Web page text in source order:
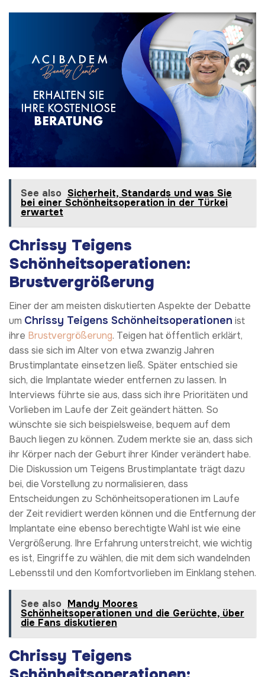
See also Sicherheit, Standards und was Sie
bei einer Schönheitsoperation in der Türkei
erwartet
Chrissy Teigens
Schönheitsoperationen:
Brustvergrößerung
Einer der am meisten diskutierten Aspekte der Debatte
um Chrissy Teigens Schönheitsoperationen ist
ihre Brustvergrößerung. Teigen hat öffentlich erklärt,
dass sie sich im Alter von etwa zwanzig Jahren
Brustimplantate einsetzen ließ. Später entschied sie
sich, die Implantate wieder entfernen zu lassen. In
Interviews führte sie aus, dass sich ihre Prioritäten und
Vorlieben im Laufe der Zeit geändert hätten. So
wünschte sie sich beispielsweise, bequem auf dem
Bauch liegen zu können. Zudem merkte sie an, dass sich
ihr Körper nach der Geburt ihrer Kinder verändert habe.
Die Diskussion um Teigens Brustimplantate trägt dazu
bei, die Vorstellung zu normalisieren, dass
Entscheidungen zu Schönheitsoperationen im Laufe
der Zeit revidiert werden können und die Entfernung der
Implantate eine ebenso berechtigte Wahl ist wie eine
Vergrößerung. Ihre Erfahrung unterstreicht, wie wichtig
es ist, Eingriffe zu wählen, die mit dem sich wandelnden
Lebensstil und den Komfortvorlieben im Einklang stehen.
See also Mandy Moores
Schönheitsoperationen und die Gerüchte, über
die Fans diskutieren
Chrissy Teigens